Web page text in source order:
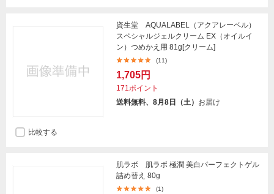
資生堂 AQUALABEL（アクアレーベル）
スペシャルジェルクリーム EX（オイルイ
ン）つめかえ用 81g[クリーム]
(11)
1,705円
171ポイント
送料無料、8月8日（土） お届け
比較する
肌ラボ 肌ラボ 極潤 美白パーフェクトゲル
詰め替え 80g
(1)